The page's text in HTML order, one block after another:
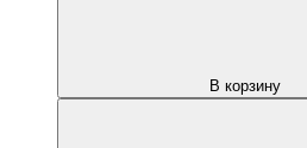
В корзину